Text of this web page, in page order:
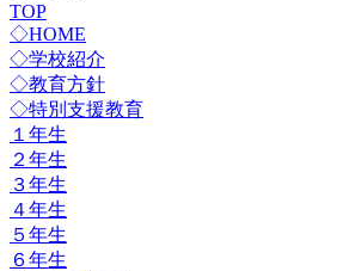
TOP
◇HOME
◇学校紹介
◇教育方針
◇特別支援教育
１年生
２年生
３年生
４年生
５年生
６年生